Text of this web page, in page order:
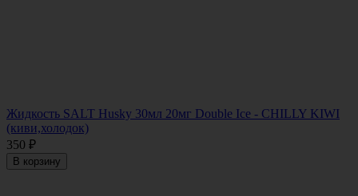
Жидкость SALT Husky 30мл 20мг Double Ice - CHILLY KIWI
(киви,холодок)
350 ₽
В корзину